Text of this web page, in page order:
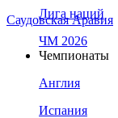
Саудовская Аравия
Лига наций
ЧМ 2026
Чемпионаты
Англия
Испания